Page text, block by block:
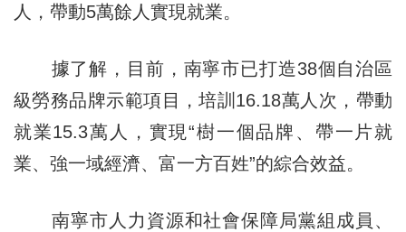
人，帶動5萬餘人實現就業。
據了解，目前，南寧市已打造38個自治區
級勞務品牌示範項目，培訓16.18萬人次，帶動
就業15.3萬人，實現“樹一個品牌、帶一片就
業、強一域經濟、富一方百姓”的綜合效益。
南寧市人力資源和社會保障局黨組成員、